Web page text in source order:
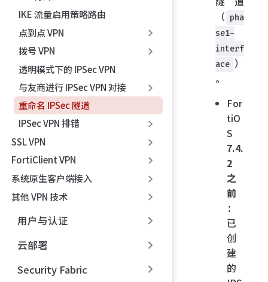
IKE 流量启用策略路由
点到点 VPN
拨号 VPN
透明模式下的 IPSec VPN
与友商进行 IPSec VPN 对接
重命名 IPSec 隧道
IPSec VPN 排错
SSL VPN
FortiClient VPN
系统原生客户端接入
其他 VPN 技术
用户与认证
云部署
Security Fabric
（ pha
se1-
interf
ace ）
。
For
tiO
S
7.4.
2
之
前
：
已
创
建
的